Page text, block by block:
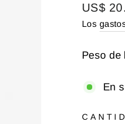
Precio
habitual
US$
Los
Peso de
En